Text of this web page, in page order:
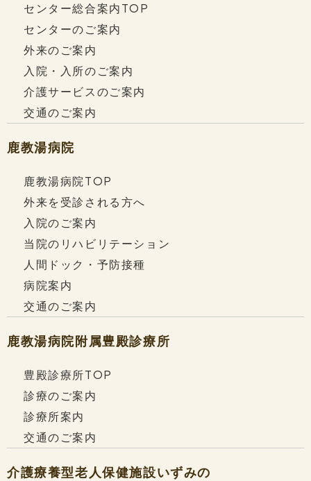
センター総合案内TOP
センターのご案内
外来のご案内
入院・入所のご案内
介護サービスのご案内
交通のご案内
鹿教湯病院
鹿教湯病院TOP
外来を受診される方へ
入院のご案内
当院のリハビリテーション
人間ドック・予防接種
病院案内
交通のご案内
鹿教湯病院附属豊殿診療所
豊殿診療所TOP
診療のご案内
診療所案内
交通のご案内
介護療養型老人保健施設いずみの
ンターは、長野県上田市にある、
豊かな自然に囲まれたリハビリテーション専門の医療・
福祉施設です。
医師や看護師・介護福祉士、理学療法士（PT）、作業
療法士（OT）、言語聴覚士（ST）などの専門職がチー
ムを組み、
医療を提供します。
病院機能だけでなく、介護老人保健施設や在宅復帰支援
など、医療・保健・福祉が一体となったケア体制で地域
社会を支えます。
鹿教湯病院